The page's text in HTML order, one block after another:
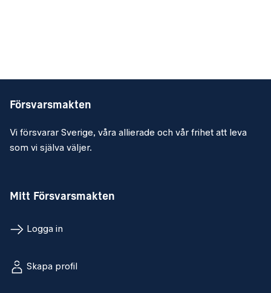
Försvarsmakten
Vi försvarar Sverige, våra allierade och vår frihet att leva
som vi själva väljer.
Mitt Försvarsmakten
Logga in
Skapa profil